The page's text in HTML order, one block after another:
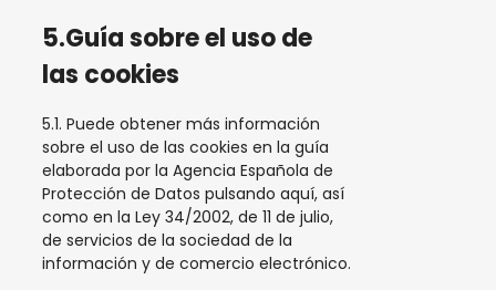
5.Guía sobre el uso de
las cookies
5.1. Puede obtener más información
sobre el uso de las cookies en la guía
elaborada por la Agencia Española de
Protección de Datos pulsando aquí, así
como en la Ley 34/2002, de 11 de julio,
de servicios de la sociedad de la
información y de comercio electrónico.